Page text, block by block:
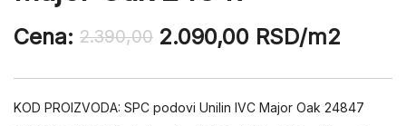
Cena: 2.390,00 2.090,00 RSD/m2
KOD PROIZVODA: SPC podovi Unilin IVC Major Oak 24847